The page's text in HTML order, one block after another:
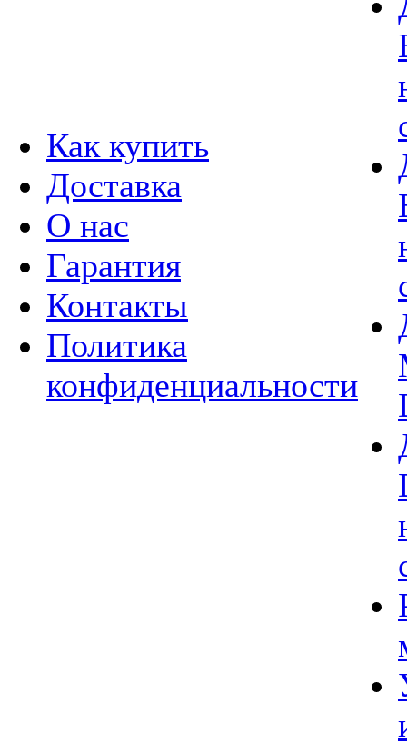
Как купить
Доставка
О нас
Гарантия
Контакты
Политика
конфиденциальности